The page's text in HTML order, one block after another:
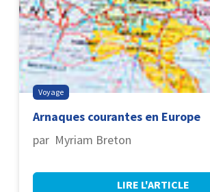
Voyage
Arnaques courantes en Europe
par Myriam Breton
LIRE L'ARTICLE